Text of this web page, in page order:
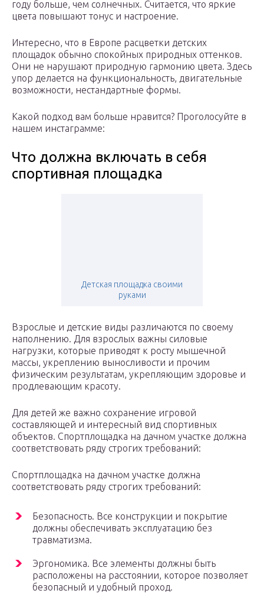
году больше, чем солнечных. Считается, что яркие
цвета повышают тонус и настроение.
Интересно, что в Европе расцветки детских
площадок обычно спокойных природных оттенков.
Они не нарушают природную гармонию цвета. Здесь
упор делается на функциональность, двигательные
возможности, нестандартные формы.
Какой подход вам больше нравится? Проголосуйте в
нашем инстаграмме:
Что должна включать в себя
спортивная площадка
Детская площадка своими
руками
Взрослые и детские виды различаются по своему
наполнению. Для взрослых важны силовые
нагрузки, которые приводят к росту мышечной
массы, укреплению выносливости и прочим
физическим результатам, укрепляющим здоровье и
продлевающим красоту.
Для детей же важно сохранение игровой
составляющей и интересный вид спортивных
объектов. Спортплощадка на дачном участке должна
соответствовать ряду строгих требований:
Спортплощадка на дачном участке должна
соответствовать ряду строгих требований:
Безопасность. Все конструкции и покрытие
должны обеспечивать эксплуатацию без
травматизма.
Эргономика. Все элементы должны быть
расположены на расстоянии, которое позволяет
безопасный и удобный проход.